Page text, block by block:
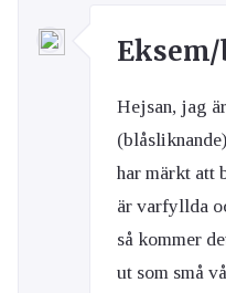
Hejsan, jag
har märkt att
är varfyllda
så kommer
ut som små